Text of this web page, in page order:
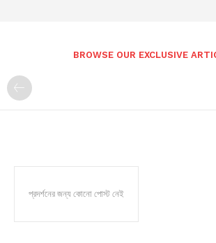
BROWSE OUR EXCLUSIVE
প্রদর্শনের জন্য কোনো পোস্ট নেই